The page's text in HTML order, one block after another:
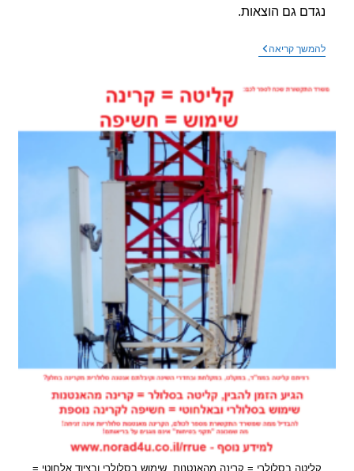
גם הוצאות.
קריאהתושבים
תביעה
סלולרית
בסלולרי = קרינה מהאנטנות, שימוש בסלולרי ובציוד אלחוטי =